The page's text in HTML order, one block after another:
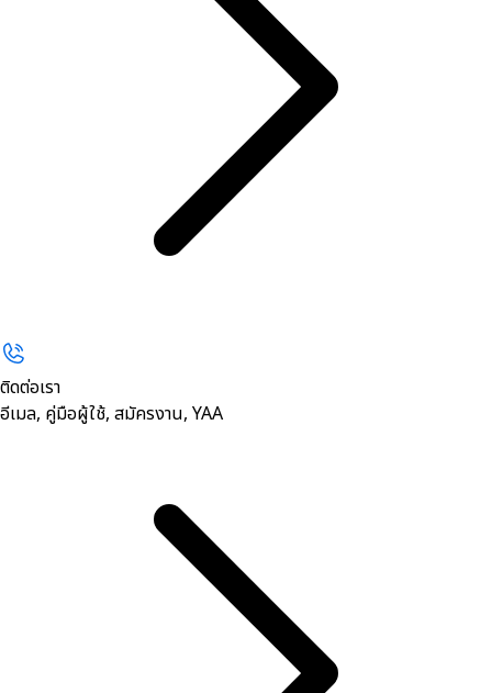
ติดต่อเรา
อีเมล, คู่มือผู้ใช้, สมัครงาน, YAA